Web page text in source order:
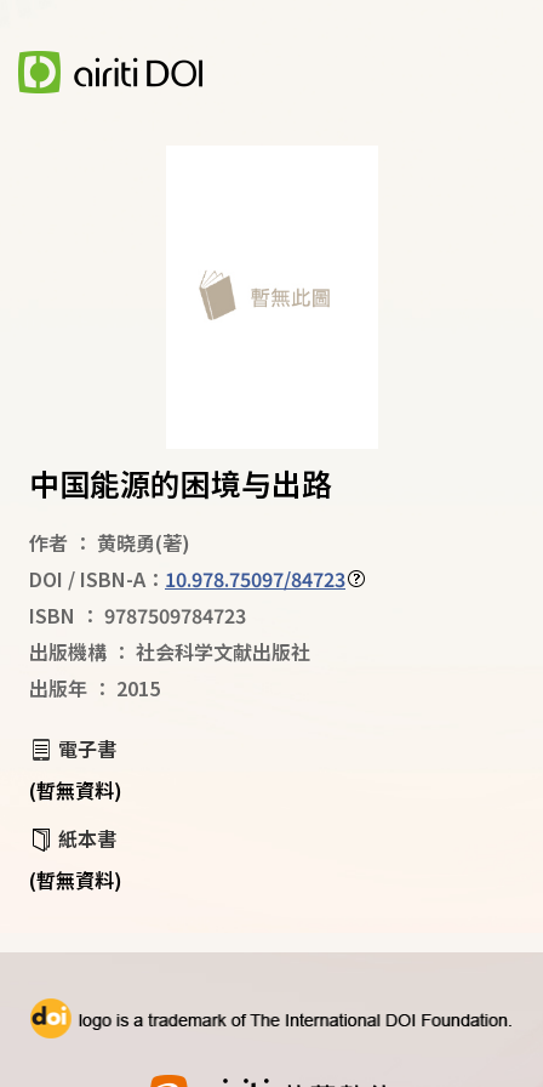
中国能源的困境与出路
作者 ： 黄晓勇(著)
DOI / ISBN-A： 10.978.75097/84723
ISBN ： 9787509784723
出版機構 ： 社会科学文献出版社
出版年 ： 2015
電子書
(暫無資料)
紙本書
(暫無資料)